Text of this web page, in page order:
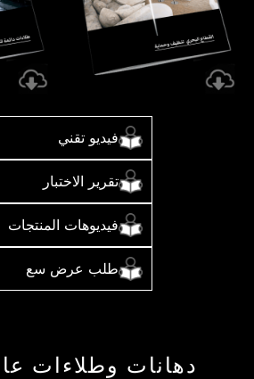
فيديو تقني
تقرير الاختبار
فيديوهات المنتجات
طلب عرض سع
دهانات وطلاءات